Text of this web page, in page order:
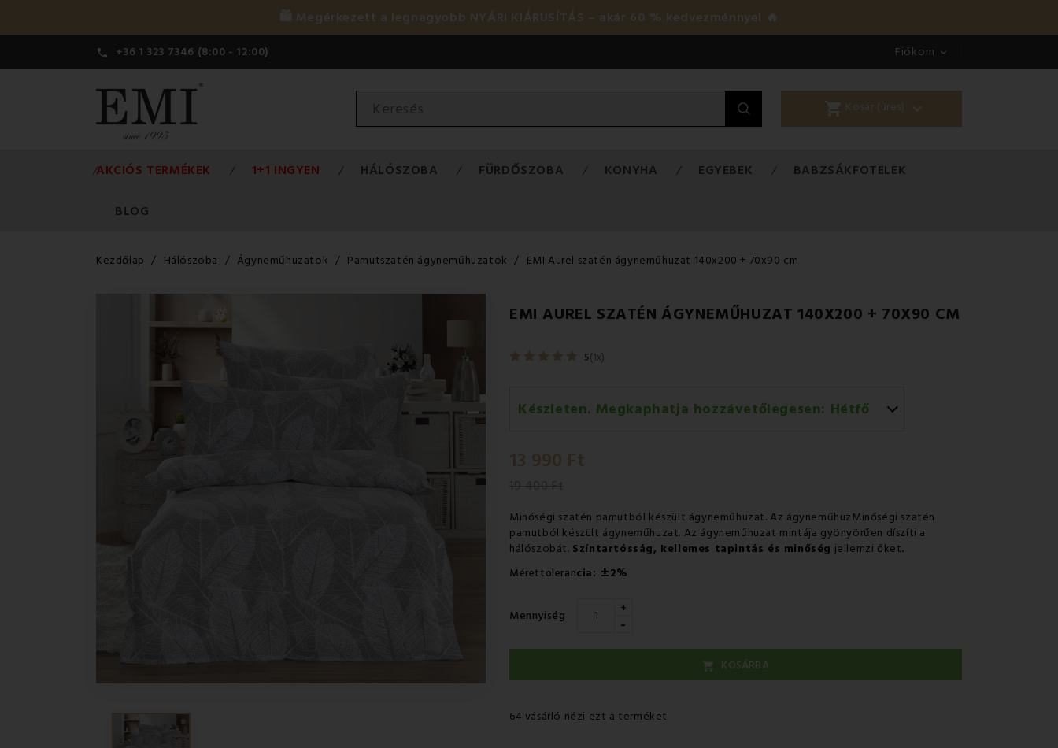
🛍️ Megérkezett a legnagyobb NYÁRI KIÁRUSÍTÁS – akár 60 % kedvezménnyel 🔥
 +36 1 323 7346 (8:00 - 12:00) Fiókom 
shopping_cart Kosár (üres) 
AKCIÓS TERMÉKEK 1+1 INGYEN HÁLÓSZOBA FÜRDŐSZOBA KONYHA EGYEBEK BABZSÁKFOTELEK
BLOG
Kezdőlap Hálószoba Ágyneműhuzatok Pamutszatén ágyneműhuzatok EMI Aurel szatén ágyneműhuzat 140x200 + 70x90 cm
EMI AUREL SZATÉN ÁGYNEMŰHUZAT 140X200 + 70X90 CM
5(1x)
Készleten. Megkaphatja hozzávetőlegesen: Hétfő
Kedd 11.08
13 990 Ft
Minőségi szatén pamutból készült ágyneműhuzat. Az ágyneműhuzMinőségi szatén
pamutból készült ágyneműhuzat. Az ágyneműhuzat mintája gyönyörűen díszíti a
hálószobát. Színtartósság, kellemes tapintás és minőség jellemzi őket.
Mérettolerancia: ±2%
Mennyiség +
-
 KOSÁRBA
64 vásárló nézi ezt a terméket